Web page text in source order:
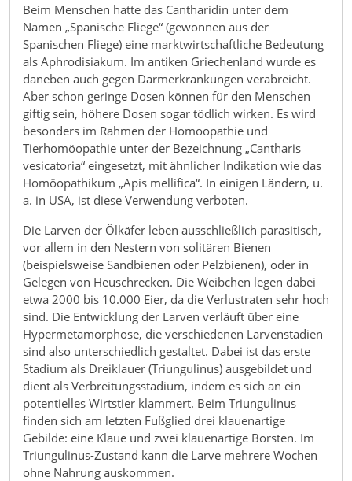
Beim Menschen hatte das Cantharidin unter dem
Namen „Spanische Fliege“ (gewonnen aus der
Spanischen Fliege) eine marktwirtschaftliche Bedeutung
als Aphrodisiakum. Im antiken Griechenland wurde es
daneben auch gegen Darmerkrankungen verabreicht.
Aber schon geringe Dosen können für den Menschen
giftig sein, höhere Dosen sogar tödlich wirken. Es wird
besonders im Rahmen der Homöopathie und
Tierhomöopathie unter der Bezeichnung „Cantharis
vesicatoria“ eingesetzt, mit ähnlicher Indikation wie das
Homöopathikum „Apis mellifica“. In einigen Ländern, u.
a. in USA, ist diese Verwendung verboten.
Die Larven der Ölkäfer leben ausschließlich parasitisch,
vor allem in den Nestern von solitären Bienen
(beispielsweise Sandbienen oder Pelzbienen), oder in
Gelegen von Heuschrecken. Die Weibchen legen dabei
etwa 2000 bis 10.000 Eier, da die Verlustraten sehr hoch
sind. Die Entwicklung der Larven verläuft über eine
Hypermetamorphose, die verschiedenen Larvenstadien
sind also unterschiedlich gestaltet. Dabei ist das erste
Stadium als Dreiklauer (Triungulinus) ausgebildet und
dient als Verbreitungsstadium, indem es sich an ein
potentielles Wirtstier klammert. Beim Triungulinus
finden sich am letzten Fußglied drei klauenartige
Gebilde: eine Klaue und zwei klauenartige Borsten. Im
Triungulinus-Zustand kann die Larve mehrere Wochen
ohne Nahrung auskommen.